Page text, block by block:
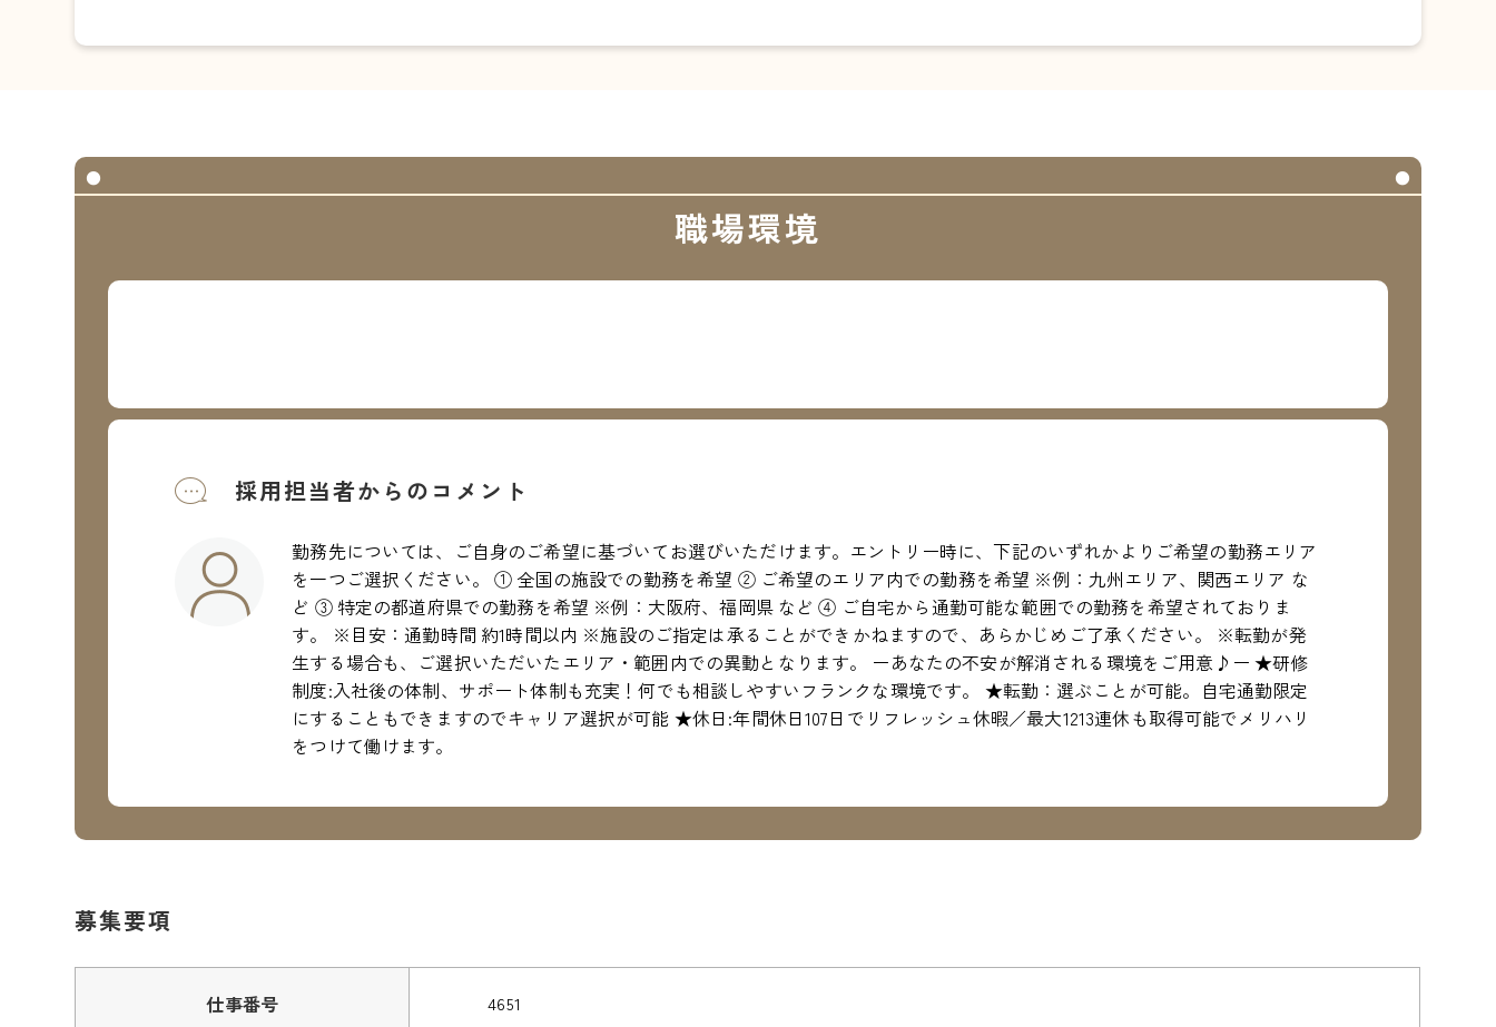
職場環境
採用担当者からのコメント
勤務先については、ご自身のご希望に基づいてお選びいただけます。エントリー時に、下記のいずれかよりご希望の勤務エリア
を一つご選択ください。 ① 全国の施設での勤務を希望 ② ご希望のエリア内での勤務を希望 ※例：九州エリア、関西エリア な
ど ③ 特定の都道府県での勤務を希望 ※例：大阪府、福岡県 など ④ ご自宅から通勤可能な範囲での勤務を希望されておりま
す。 ※目安：通勤時間 約1時間以内 ※施設のご指定は承ることができかねますので、あらかじめご了承ください。 ※転勤が発
生する場合も、ご選択いただいたエリア・範囲内での異動となります。 ーあなたの不安が解消される環境をご用意♪ー ★研修
制度:入社後の体制、サポート体制も充実！何でも相談しやすいフランクな環境です。 ★転勤：選ぶことが可能。自宅通勤限定
にすることもできますのでキャリア選択が可能 ★休日:年間休日107日でリフレッシュ休暇／最大1213連休も取得可能でメリハリ
をつけて働けます。
募集要項
仕事番号 4651